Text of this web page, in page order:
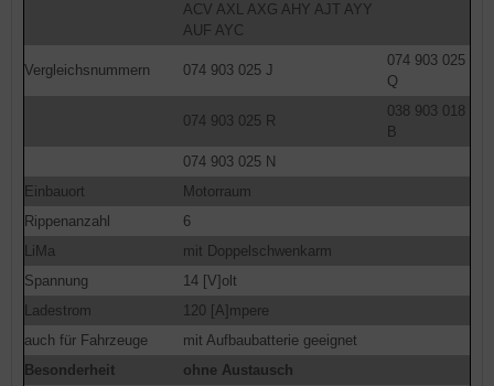
ACV AXL AXG AHY AJT AYY
AUF AYC
Vergleichsnummern 074 903 025 J
074 903 025
Q
074 903 025 R
038 903 018
B
074 903 025 N
Einbauort
Motorraum
Rippenanzahl
6
LiMa
mit Doppelschwenkarm
Spannung
14 [V]olt
Ladestrom
120 [A]mpere
auch für Fahrzeuge
mit Aufbaubatterie geeignet
Besonderheit
ohne Austausch